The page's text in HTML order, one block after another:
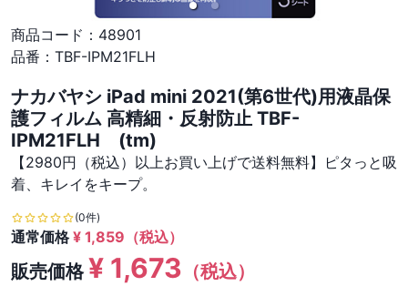
商品コード： 48901
品番： TBF-IPM21FLH
ナカバヤシ iPad mini 2021(第6世代)用液晶保
護フィルム 高精細・反射防止 TBF-
IPM21FLH (tm)
【2980円（税込）以上お買い上げで送料無料】ピタっと吸
着、キレイをキープ。
(0件)
通常価格¥ 1,859 （税込）
販売価格¥ 1,673 （税込）